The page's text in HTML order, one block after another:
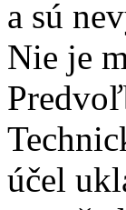
a sú
Nie je
účel